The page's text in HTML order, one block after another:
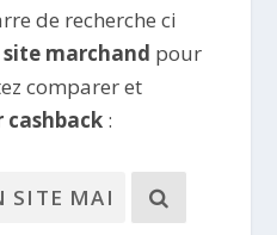
de recherche ci
marchand pour
comparer et
: